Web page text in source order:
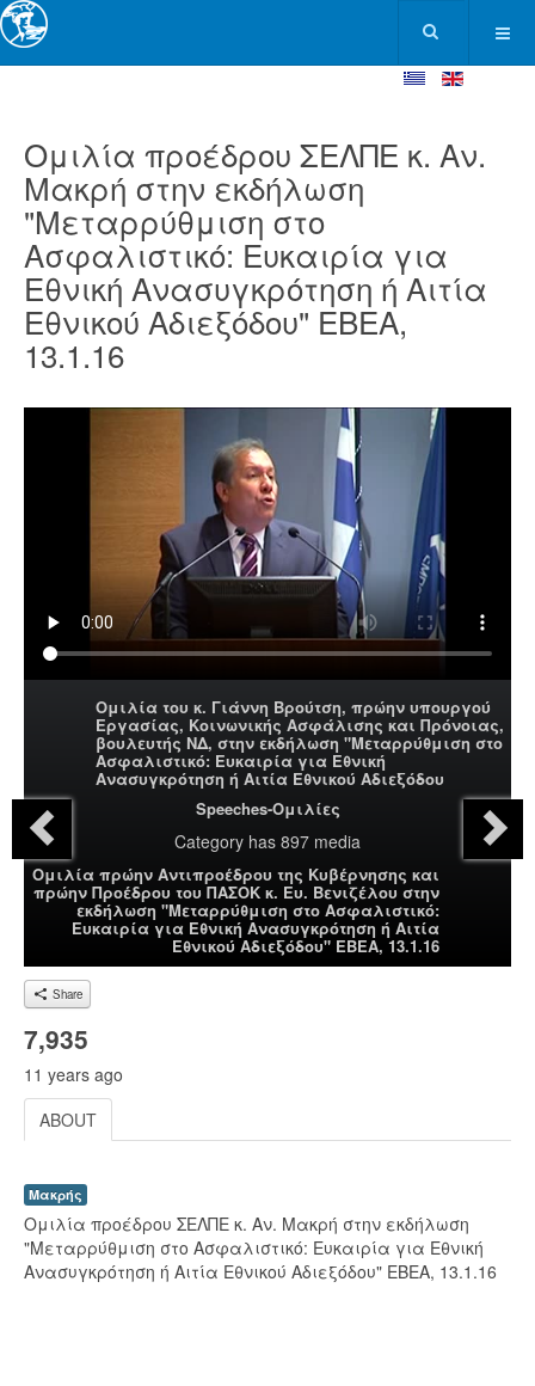
Ομιλία προέδρου ΣΕΛΠΕ κ. Αν.
Μακρή στην εκδήλωση
"Μεταρρύθμιση στο
Ασφαλιστικό: Ευκαιρία για
Εθνική Ανασυγκρότηση ή Αιτία
Εθνικού Αδιεξόδου" ΕΒΕΑ,
13.1.16
Ομιλία του κ. Γιάννη Βρούτση, πρώην υπουργού
Εργασίας, Κοινωνικής Ασφάλισης και Πρόνοιας,
βουλευτής ΝΔ, στην εκδήλωση "Μεταρρύθμιση στο
Ασφαλιστικό: Ευκαιρία για Εθνική
Ανασυγκρότηση ή Αιτία Εθνικού Αδιεξόδου
Speeches-Ομιλίες
Category has 897 media
Ομιλία πρώην Αντιπροέδρου της Κυβέρνησης και
πρώην Προέδρου του ΠΑΣΟΚ κ. Ευ. Βενιζέλου στην
εκδήλωση "Μεταρρύθμιση στο Ασφαλιστικό:
Ευκαιρία για Εθνική Ανασυγκρότηση ή Αιτία
Εθνικού Αδιεξόδου" ΕΒΕΑ, 13.1.16
Share
7,935
11 years ago
ABOUT
Μακρής
Ομιλία προέδρου ΣΕΛΠΕ κ. Αν. Μακρή στην εκδήλωση
"Μεταρρύθμιση στο Ασφαλιστικό: Ευκαιρία για Εθνική
Ανασυγκρότηση ή Αιτία Εθνικού Αδιεξόδου" ΕΒΕΑ, 13.1.16